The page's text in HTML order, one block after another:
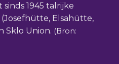
1945 talrijke
Elsahütte,
Sklo Union. (Bron: